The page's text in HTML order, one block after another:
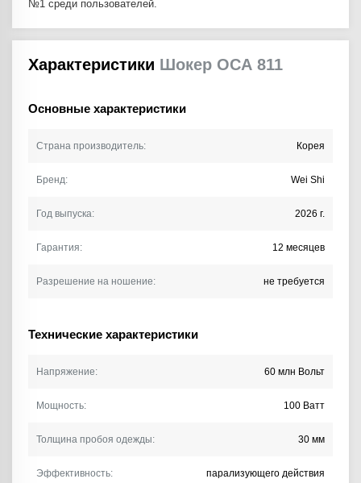
№1 среди пользователей.
Характеристики Шокер ОСА 811
Основные характеристики
Страна производитель: Корея
Бренд: Wei Shi
Год выпуска: 2026 г.
Гарантия: 12 месяцев
Разрешение на ношение: не требуется
Технические характеристики
Напряжение: 60 млн Вольт
Мощность: 100 Ватт
Толщина пробоя одежды: 30 мм
Эффективность: парализующего действия